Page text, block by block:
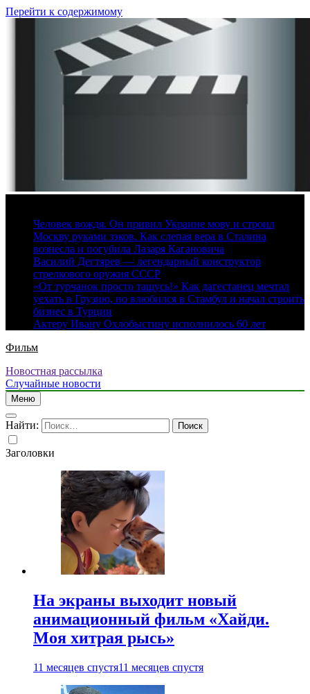
Перейти к содержимому
Человек вождя. Он привил Украине мову и строил
Москву руками зэков. Как слепая вера в Сталина
вознесла и погубила Лазаря Кагановича
Василий Дегтярев — легендарный конструктор
стрелкового оружия СССР
«От турчанок просто тащусь!» Как дагестанец мечтал
уехать в Грузию, но влюбился в Стамбул и начал строить
бизнес в Турции
Актеру Ивану Охлобыстину исполнилось 60 лет
Фильм
Новостная рассылка
Случайные новости
Меню
Найти:
Заголовки
На экраны выходит новый
анимационный фильм «Хайди.
Моя хитрая рысь»
11 месяцев спустя11 месяцев спустя